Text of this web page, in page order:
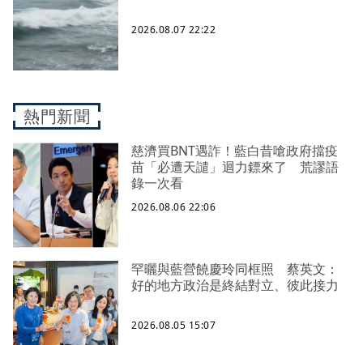
2026.08.07 22:22
熱門新聞
慈濟買BNT遇詐！藍白昔嗆政府擋疫
苗「必遭天譴」迴力鏢來了 荒謬語
錄一次看
2026.08.06 22:06
罕曬與藍營饒慶玲同框照 蔡英文：
好的地方政治是終結對立、彼此接力
2026.08.05 15:07